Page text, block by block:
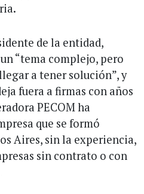
de la entidad,
“tema complejo, pero
a tener solución”, y
fuera a firmas con años
PECOM ha
que se formó
Aires, sin la experiencia,
sin contrato o con